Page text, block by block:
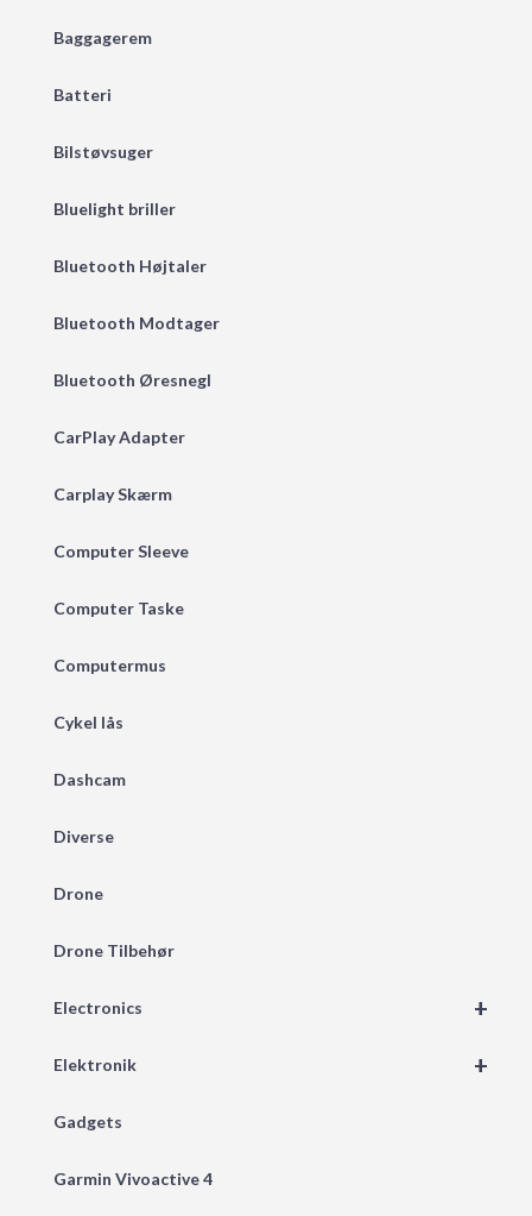
Baggagerem
Batteri
Bilstøvsuger
Bluelight briller
Bluetooth Højtaler
Bluetooth Modtager
Bluetooth Øresnegl
CarPlay Adapter
Carplay Skærm
Computer Sleeve
Computer Taske
Computermus
Cykel lås
Dashcam
Diverse
Drone
Drone Tilbehør
+
Electronics
+
Elektronik
Gadgets
Garmin Vivoactive 4